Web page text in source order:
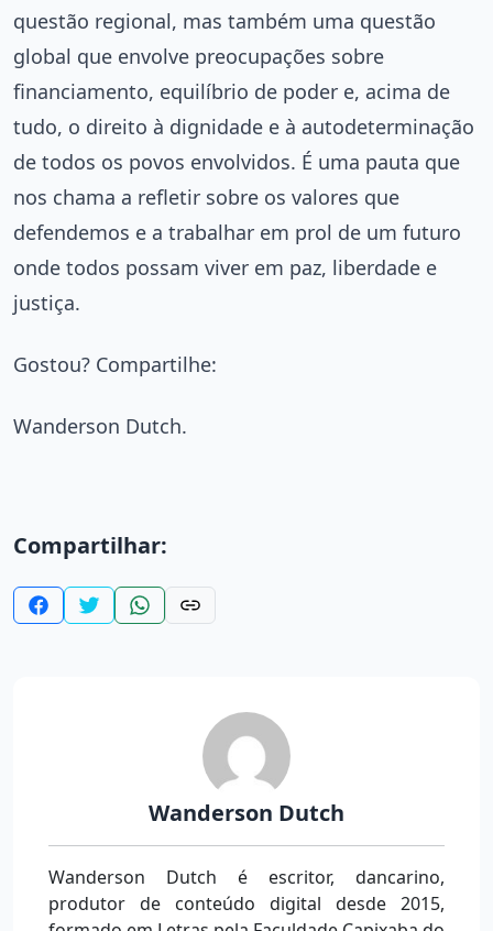
questão regional, mas também uma questão
global que envolve preocupações sobre
financiamento, equilíbrio de poder e, acima de
tudo, o direito à dignidade e à autodeterminação
de todos os povos envolvidos. É uma pauta que
nos chama a refletir sobre os valores que
defendemos e a trabalhar em prol de um futuro
onde todos possam viver em paz, liberdade e
justiça.
Gostou? Compartilhe:
Wanderson Dutch.
Compartilhar:
Wanderson Dutch
Wanderson Dutch é escritor, dancarino,
produtor de conteúdo digital desde 2015,